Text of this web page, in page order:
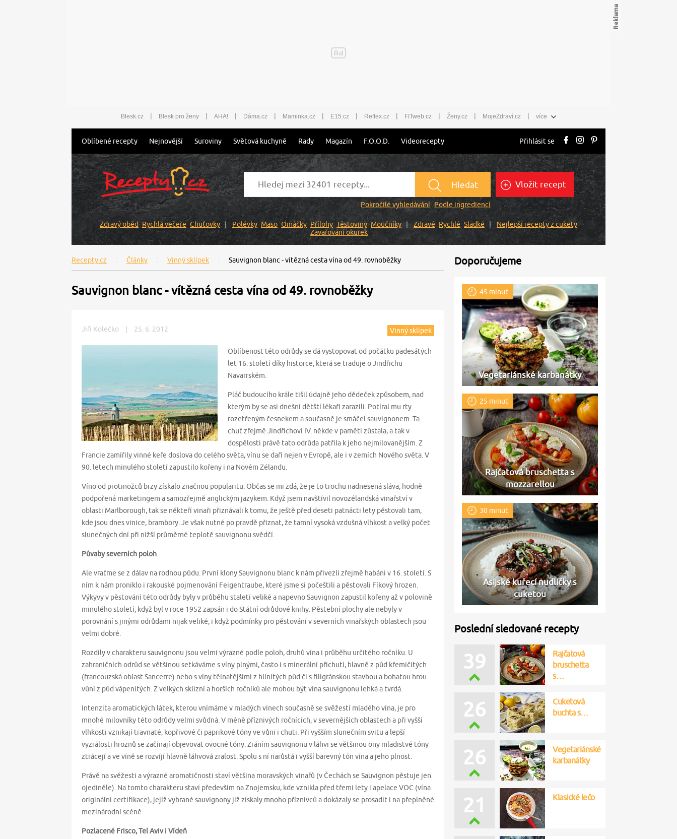
Blesk.cz | Blesk pro ženy | AHA! | Dáma.cz | Maminka.cz | E15.cz | Reflex.cz | FITweb.cz | Ženy.cz | MojeZdraví.cz | více
Oblíbené recepty Nejnovější Suroviny Světová kuchyně Rady Magazín F.O.O.D. Videorecepty Přihlásit se
Hledat
Pokročilé vyhledávání Podle ingrediencí
Vložit recept
Zdravý oběd Rychlá večeře Chuťovky Polévky Maso Omáčky Přílohy Těstoviny Moučníky Zdravé Rychlé Sladké
Nejlepší recepty z cukety
Zavařování okurek
Recepty.cz Články Vinný sklípek Sauvignon blanc - vítězná cesta vína od 49. rovnoběžky
Sauvignon blanc - vítězná cesta vína od 49. rovnoběžky
Jiří Kolečko 25. 6. 2012 Vinný sklípek
Oblíbenost této odrůdy se dá vystopovat od počátku padesátých
let 16. století díky historce, která se traduje o Jindřichu
Navarrském.
Pláč budoucího krále tišil údajně jeho dědeček způsobem, nad
kterým by se asi dnešní dětští lékaři zarazili. Potíral mu rty
rozetřeným česnekem a současně je smáčel sauvignonem. Ta
chuť zřejmě Jindřichovi IV. někde v paměti zůstala, a tak v
dospělosti právě tato odrůda patřila k jeho nejmilovanějším. Z
Francie zamířily vinné keře doslova do celého světa, vínu se daří nejen v Evropě, ale i v zemích Nového světa. V
90. letech minulého století zapustilo kořeny i na Novém Zélandu.
Víno od protinožců brzy získalo značnou popularitu. Občas se mi zdá, že je to trochu nadnesená sláva, hodně
podpořená marketingem a samozřejmě anglickým jazykem. Když jsem navštívil novozélandská vinařství v
oblasti Marlborough, tak se někteří vinaři přiznávali k tomu, že ještě před deseti patnácti lety pěstovali tam,
kde jsou dnes vinice, brambory. Je však nutné po pravdě přiznat, že tamní vysoká vzdušná vlhkost a velký počet
slunečných dní při nižší průměrné teplotě sauvignonu svědčí.
Půvaby severních poloh
Ale vraťme se z dálav na rodnou půdu. První klony Sauvignonu blanc k nám přivezli zřejmě habáni v 16. století. S
ním k nám proniklo i rakouské pojmenování Feigentraube, které jsme si počeštili a pěstovali Fíkový hrozen.
Výkyvy v pěstování této odrůdy byly v průběhu staletí veliké a napevno Sauvignon zapustil kořeny až v polovině
minulého století, když byl v roce 1952 zapsán i do Státní odrůdové knihy. Pěstební plochy ale nebyly v
porovnání s jinými odrůdami nijak veliké, i když podmínky pro pěstování v severních vinařských oblastech jsou
velmi dobré.
Rozdíly v charakteru sauvignonu jsou velmi výrazné podle poloh, druhů vína i průběhu určitého ročníku. U
zahraničních odrůd se většinou setkáváme s víny plnými, často i s minerální příchutí, hlavně z půd křemičitých
(francouzská oblast Sancerre) nebo s víny tělnatějšími z hlinitých půd či s filigránskou stavbou a bohatou hrou
vůní z půd vápenitých. Z velkých sklizní a horších ročníků ale mohou být vína sauvignonu lehká a tvrdá.
Intenzita aromatických látek, kterou vnímáme v mladých vínech současně se svěžestí mladého vína, je pro
mnohé milovníky této odrůdy velmi svůdná. V méně příznivých ročnících, v severnějších oblastech a při vyšší
vlhkosti vznikají travnaté, kopřivové či paprikové tóny ve vůni i chuti. Při vyšším slunečním svitu a lepší
vyzrálosti hroznů se začínají objevovat ovocné tóny. Zráním sauvignonu v láhvi se většinou ony mladistvé tóny
ztrácejí a ve víně se rozvíjí hlavně láhvová zralost. Spolu s ní narůstá i vyšší barevný tón vína a jeho plnost.
Právě na svěžesti a výrazné aromatičnosti staví většina moravských vinařů (v Čechách se Sauvignon pěstuje jen
ojediněle). Na tomto charakteru staví především na Znojemsku, kde vznikla před třemi lety i apelace VOC (vína
originální certifikace), jejíž vybrané sauvignony již získaly mnoho příznivců a dokázaly se prosadit i na přeplněné
mezinárodní scéně.
Pozlacené Frisco, Tel Aviv i Vídeň
Doporučujeme
45 minut
Vegetariánské karbanátky
25 minut
Rajčatová bruschetta s
mozzarellou
30 minut
Asijské kuřecí nudličky s
cuketou
Poslední sledované recepty
40
Rajčatová
bruschetta
s…
28
Cuketová
buchta s…
28
Vegetariánské
karbanátky
22 Klasické lečo